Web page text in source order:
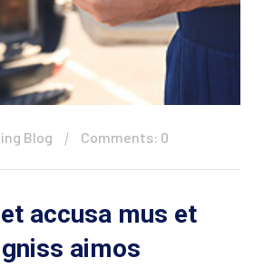
Blog Comments: 0
accusa mus et
aimos